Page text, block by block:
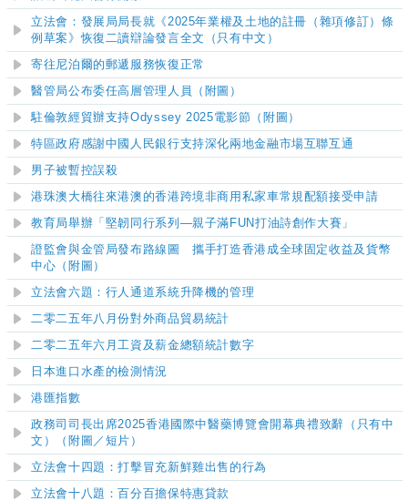
立法會：發展局局長就《2025年業權及土地的註冊（雜項修訂）條
例草案》恢復二讀辯論發言全文（只有中文）
寄往尼泊爾的郵遞服務恢復正常
醫管局公布委任高層管理人員 （附圖）
駐倫敦經貿辦支持Odyssey 2025電影節（附圖）
特區政府感謝中國人民銀行支持深化兩地金融市場互聯互通
男子被暫控誤殺
港珠澳大橋往來港澳的香港跨境非商用私家車常規配額接受申請
教育局舉辦「堅韌同行系列—親子滿FUN打油詩創作大賽」
證監會與金管局發布路線圖 攜手打造香港成全球固定收益及貨幣
中心（附圖）
立法會六題：行人通道系統升降機的管理
二零二五年八月份對外商品貿易統計
二零二五年六月工資及薪金總額統計數字
日本進口水產的檢測情況
港匯指數
政務司司長出席2025香港國際中醫藥博覽會開幕典禮致辭（只有中
文）（附圖／短片）
立法會十四題：打擊冒充新鮮雞出售的行為
立法會十八題：百分百擔保特惠貸款